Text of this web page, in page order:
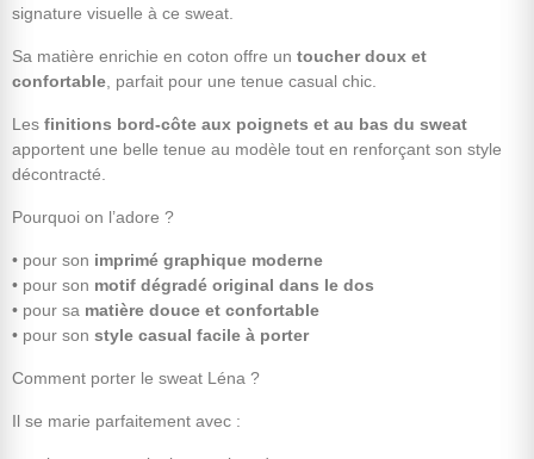
signature visuelle à ce sweat.
Sa matière enrichie en coton offre un toucher doux et
confortable , parfait pour une tenue casual chic.
Les finitions bord-côte aux poignets et au bas du sweat
apportent une belle tenue au modèle tout en renforçant son style
décontracté.
Pourquoi on l’adore ?
• pour son imprimé graphique moderne
• pour son motif dégradé original dans le dos
• pour sa matière douce et confortable
• pour son style casual facile à porter
Comment porter le sweat Léna ?
Il se marie parfaitement avec :